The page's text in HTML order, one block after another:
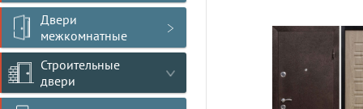
Двери
межкомнатные
Строительные
двери